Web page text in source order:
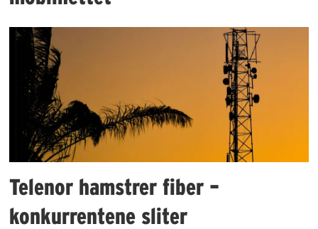
Telenor hamstrer fiber –
konkurrentene sliter